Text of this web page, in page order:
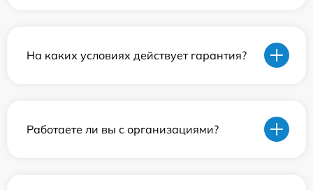
На каких условиях действует гарантия?
Работаете ли вы с организациями?